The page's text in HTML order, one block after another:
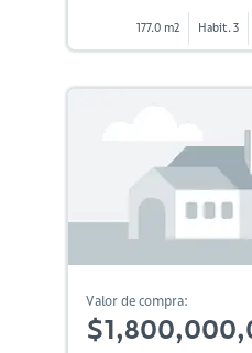
177.0 m2 Habit. 3
Valor de compra: